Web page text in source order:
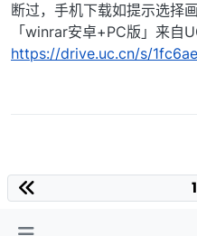
断过，手机下载如提示选择
「winrar安卓+PC版」来自
https://drive.uc.cn/s/